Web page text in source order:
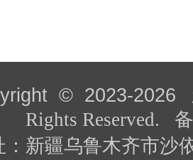
© 2023-2026
Rights Reserved.
：新疆乌鲁木齐市沙